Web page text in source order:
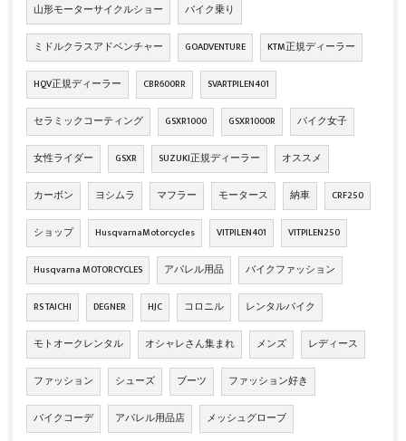
山形モーターサイクルショー バイク乗り
ミドルクラスアドベンチャー GOADVENTURE KTM正規ディーラー
HQV正規ディーラー CBR600RR SVARTPILEN401
セラミックコーティング GSXR1000 GSXR1000R バイク女子
女性ライダー GSXR SUZUKI正規ディーラー オススメ
カーボン ヨシムラ マフラー モータース 納車 CRF250
ショップ HusqvarnaMotorcycles VITPILEN401 VITPILEN250
Husqvarna MOTORCYCLES アパレル用品 バイクファッション
RS TAICHI DEGNER HJC コロニル レンタルバイク
モトオークレンタル オシャレさん集まれ メンズ レディース
ファッション シューズ ブーツ ファッション好き
バイクコーデ アパレル用品店 メッシュグローブ